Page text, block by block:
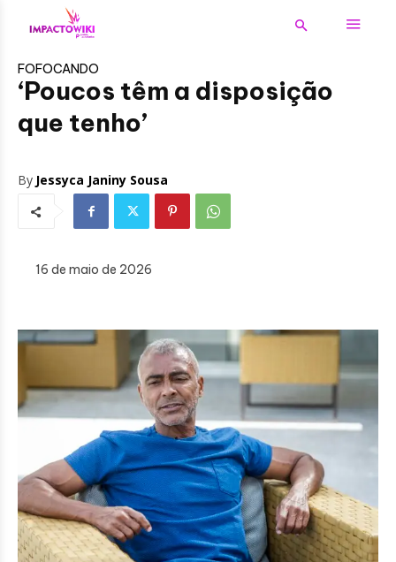
FOFOCANDO
‘Poucos têm a disposição
que tenho’
By Jessyca Janiny Sousa
16 de maio de 2026